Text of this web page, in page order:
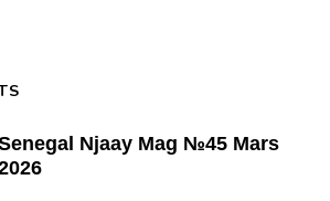
Njaay Mag №45 Mars